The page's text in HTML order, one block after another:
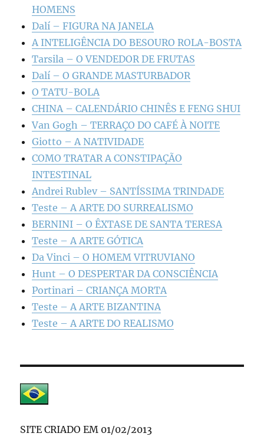
HOMENS
Dalí – FIGURA NA JANELA
A INTELIGÊNCIA DO BESOURO ROLA-BOSTA
Tarsila – O VENDEDOR DE FRUTAS
Dalí – O GRANDE MASTURBADOR
O TATU-BOLA
CHINA – CALENDÁRIO CHINÊS E FENG SHUI
Van Gogh – TERRAÇO DO CAFÉ À NOITE
Giotto – A NATIVIDADE
COMO TRATAR A CONSTIPAÇÃO
INTESTINAL
Andrei Rublev – SANTÍSSIMA TRINDADE
Teste – A ARTE DO SURREALISMO
BERNINI – O ÊXTASE DE SANTA TERESA
Teste – A ARTE GÓTICA
Da Vinci – O HOMEM VITRUVIANO
Hunt – O DESPERTAR DA CONSCIÊNCIA
Portinari – CRIANÇA MORTA
Teste – A ARTE BIZANTINA
Teste – A ARTE DO REALISMO
SITE CRIADO EM 01/02/2013